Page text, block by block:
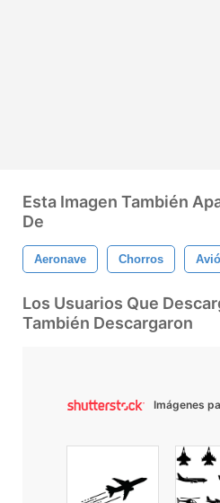
Esta Imagen También
De
Aeronave Chorros
Los Usuarios Que
También Descargaron
Imágenes